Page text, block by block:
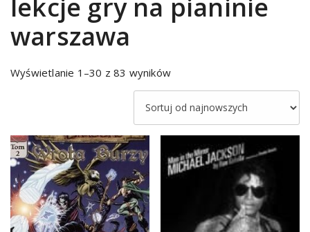
lekcje gry na pianinie
warszawa
Wyświetlanie 1–30 z 83 wynikówSorted
latest